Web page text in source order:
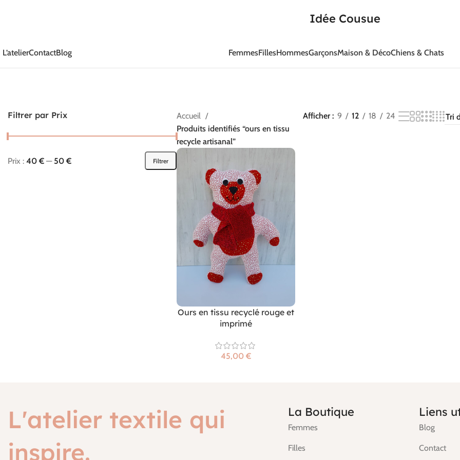
Idée Cousue
L’atelierContactBlog FemmesFillesHommesGarçonsMaison & DécoChiens & Chats
Filtrer par Prix
Filtrer
Prix : 40 € — 50 €
Accueil
Produits identifiés “ours en tissu
recycle artisanal”
Afficher 9 12 18 24
Ours en tissu recyclé rouge et
imprimé
€
L'atelier textile qui
inspire.
La Boutique
Femmes
Filles
Liens
Blog
Contact